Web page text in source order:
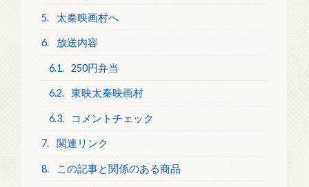
5. 太秦映画村へ
6. 放送内容
6.1. 250円弁当
6.2. 東映太秦映画村
6.3. コメントチェック
7. 関連リンク
8. この記事と関係のある商品